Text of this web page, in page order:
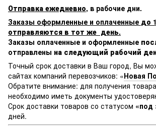
Отправка ежедневно, в рабочие дни.
Заказы оформленные и оплаченные до
отправляются в тот же день.
Заказы оплаченные и оформленные
отправлены на следующий рабочий
Точный срок доставки в Ваш город, Вы
сайтах компаний перевозчиков: «Новая
Обратите внимание: для получения
необходимо иметь документы
Срок доставки товаров со статусом «под
дней.